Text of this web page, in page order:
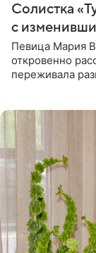
Солистка
с
Певица Мария
откровенно
переживала